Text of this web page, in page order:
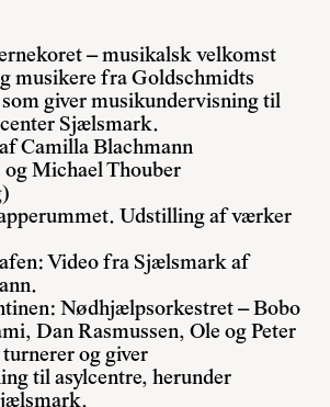
– musikalsk velkomst
musikere fra Goldschmidts
giver musikundervisning til
Sjælsmark.
Camilla Blachmann
Michael Thouber
Udstilling af værker
Video fra Sjælsmark af
Nødhjælpsorkestret – Bobo
Dan Rasmussen, Ole og Peter
og giver
til asylcentre, herunder